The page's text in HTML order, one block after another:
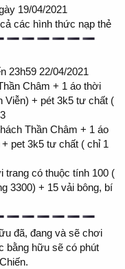
19/04/2021
các hình thức nạp thẻ
23h59 22/04/2021
Châm + 1 áo thời
Viễn) + pét 3k5 tư chất (
Thần Châm + 1 áo
pet 3k5 tư chất ( chỉ 1
trang có thuộc tính 100 (
3300) + 15 vải bông, bí
đã, đang và sẽ chơi
bằng hữu sẽ có phút